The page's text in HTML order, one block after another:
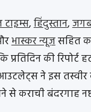
,हिंदुस्तान,
भास्कर न्यूज़सहित
प्रतिदिन की
ने इस तस्वीर
से कराची बंदरगाह